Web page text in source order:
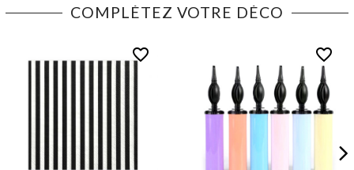
COMPLÉTEZ VOTRE DÉCO
favorite_border favorite_border